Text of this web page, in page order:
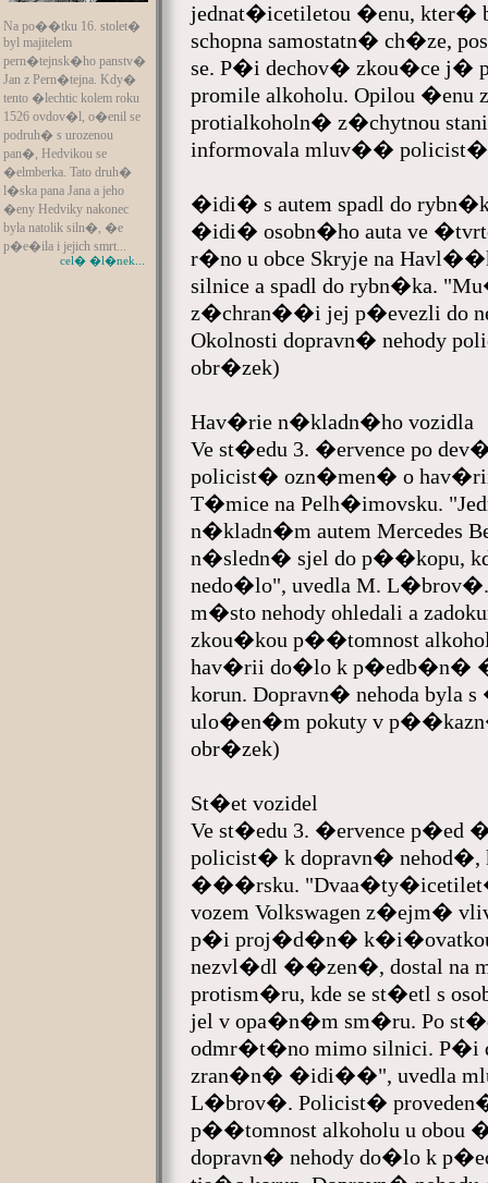
Na po��tku 16. stolet�
byl majitelem
pern�tejnsk�ho panstv�
Jan z Pern�tejna. Kdy�
tento �lechtic kolem roku
1526 ovdov�l, o�enil se
podruh� s urozenou
pan�, Hedvikou se
�elmberka. Tato druh�
l�ska pana Jana a jeho
�eny Hedviky nakonec
byla natolik siln�, �e
p�e�ila i jejich smrt...
cel� �l�nek...
jednat�icetiletou �enu,
schopna samostatn� ch�ze,
se. P�i dechov� zkou�ce j�
promile alkoholu. Opilou �enu
protialkoholn� z�chytnou
informovala mluv�� policist�
�idi� s autem spadl do
�idi� osobn�ho auta ve
r�no u obce Skryje na
silnice a spadl do rybn�ka.
z�chran��i jej p�evezli do
Okolnosti dopravn� nehody
obr�zek)
Hav�rie n�kladn�ho vozidla
Ve st�edu 3. �ervence po
policist� ozn�men� o
T�mice na Pelh�imovsku.
n�kladn�m autem Mercedes
n�sledn� sjel do p��kopu,
nedo�lo", uvedla M.
m�sto nehody ohledali a
zkou�kou p��tomnost
hav�rii do�lo k p�edb�n�
korun. Dopravn� nehoda
ulo�en�m pokuty v
obr�zek)
St�et vozidel
Ve st�edu 3. �ervence p�ed
policist� k dopravn� nehod�,
���rsku.
vozem Volkswagen z�ejm�
p�i proj�d�n�
nezvl�dl ��zen�, dostal na
protism�ru, kde se st�etl s
jel v opa�n�m sm�ru. Po
odmr�t�no mimo silnici. P�i
zran�n� �idi��", uvedla
L�brov�. Policist�
p��tomnost alkoholu u
dopravn� nehody do�lo k